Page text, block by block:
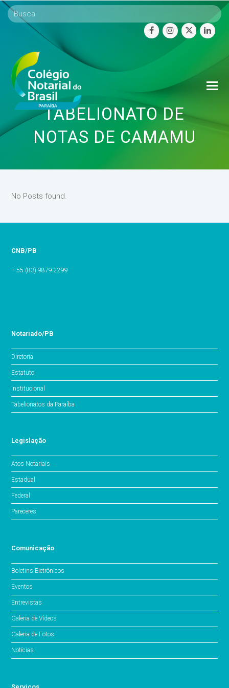
facebookinstagram
twitter
TABELIONATO DE
NOTAS DE CAMAMU
No Posts found.
CNB/PB
+ 55 (83) 9879-2299
Notariado/PB
Diretoria
Estatuto
Institucional
Tabelionatos da Paraíba
Legislação
Atos Notariais
Estadual
Federal
Pareceres
Comunicação
Boletins Eletrônicos
Eventos
Entrevistas
Galeria de Vídeos
Galeria de Fotos
Notícias